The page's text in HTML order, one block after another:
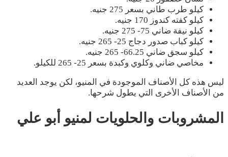
كيلو طرب طاني بسعر 275 جنيه.
كيلو كفته كندوز 170 جنيه.
كيلو نيفة ضاني 75- 275 جنيه.
كيلو كباب صدور دجاج 25- 265 جنيه.
كيلو سجق ضاني 66.25- 265 جنيه.
مخاصي ضاني وكلوي وكبدة بسعر 25- 265 للكيلو.
ليس هذه كل الأصناف الموجودة في المنيو، لكن يوجد العديد
من الأصناف الأخرى التي يطول شرحها.
المشروبات والحلويات لمنيو أبو علي